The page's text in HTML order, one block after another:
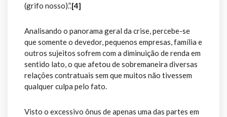
(grifo nosso).”.[4]
Analisando o panorama geral da crise, percebe-se
que somente o devedor, pequenos empresas, família e
outros sujeitos sofrem com a diminuição de renda em
sentido lato, o que afetou de sobremaneira diversas
relações contratuais sem que muitos não tivessem
qualquer culpa pelo fato.
Visto o excessivo ônus de apenas uma das partes em